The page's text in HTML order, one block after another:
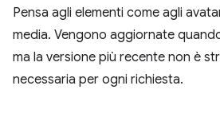
Pensa agli elementi come agli
media. Vengono aggiornate
ma la versione più recente non è
necessaria per ogni richiesta.